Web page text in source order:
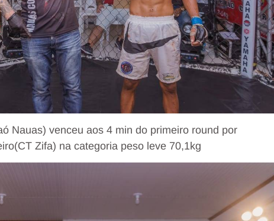
Nauas) venceu aos 4 min do primeiro round por
Zifa) na categoria peso leve 70,1kg